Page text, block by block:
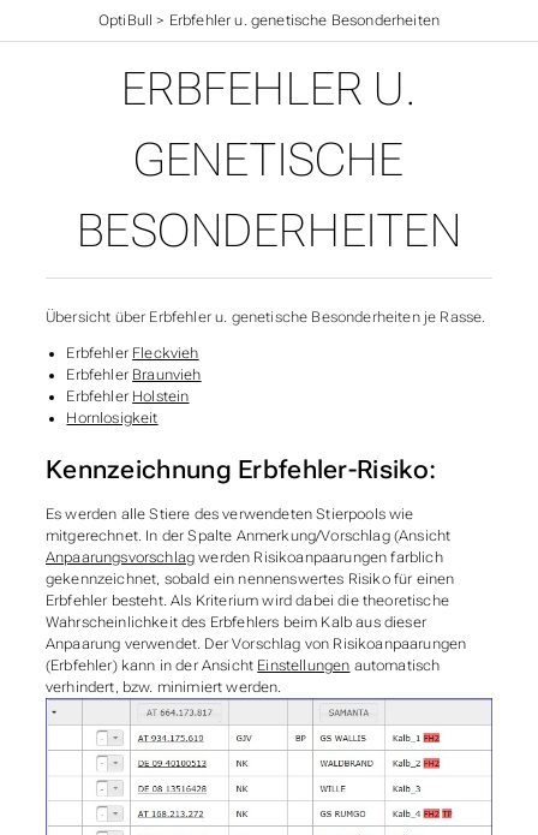
Startseite >
OptiBull > Erbfehler u. genetische Besonderheiten
ERBFEHLER U.
GENETISCHE
BESONDERHEITEN
Übersicht über Erbfehler u. genetische Besonderheiten je Rasse.
Erbfehler Fleckvieh
Erbfehler Braunvieh
Erbfehler Holstein
Hornlosigkeit
Kennzeichnung Erbfehler-Risiko:
Es werden alle Stiere des verwendeten Stierpools wie
mitgerechnet. In der Spalte Anmerkung/Vorschlag (Ansicht
Anpaarungsvorschlag werden Risikoanpaarungen farblich
gekennzeichnet, sobald ein nennenswertes Risiko für einen
Erbfehler besteht. Als Kriterium wird dabei die theoretische
Wahrscheinlichkeit des Erbfehlers beim Kalb aus dieser
Anpaarung verwendet. Der Vorschlag von Risikoanpaarungen
(Erbfehler) kann in der Ansicht Einstellungen automatisch
verhindert, bzw. minimiert werden.